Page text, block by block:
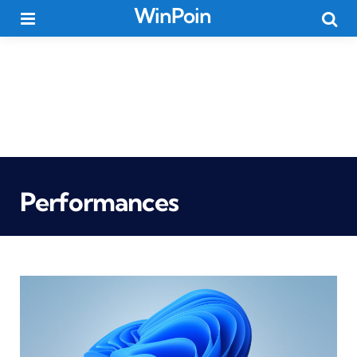
WinPoin
Performances